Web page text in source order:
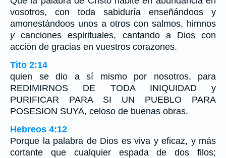
vosotros, con toda sabiduría enseñándoos y
amonestándoos unos a otros con salmos, himnos
ycanciones espirituales, cantando a Dios con
acción de gracias en vuestros corazones.
Tito 2:14
quien se dio a sí mismo por nosotros, para
REDIMIRNOS DE TODA INIQUIDAD y
PURIFICAR PARA SI UN PUEBLO PARA
POSESION SUYA, celoso de buenas obras.
Hebreos 4:12
Porque la palabra de Dios es viva y eficaz, y más
cortante que cualquier espada de dos filos;